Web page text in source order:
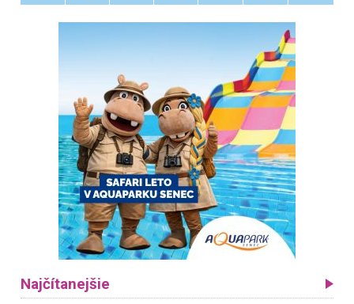
Najčítanejšie